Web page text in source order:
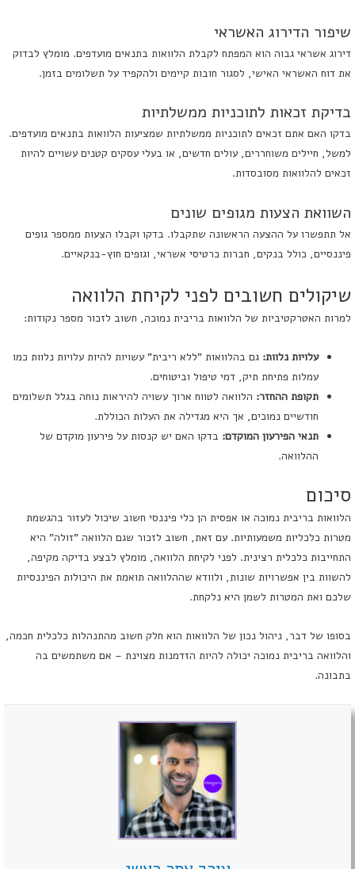
שיפור הדירוג האשראי
דירוג אשראי גבוה הוא המפתח לקבלת הלוואות בתנאים מועדפים. מומלץ לבדוק
את דוח האשראי האישי, לסגור חובות קיימים ולהקפיד על תשלומים בזמן.
בדיקת זכאות לתוכניות ממשלתיות
בדקו האם אתם זכאים לתוכניות ממשלתיות שמציעות הלוואות בתנאים מועדפים.
למשל, חיילים משוחררים, עולים חדשים, או בעלי עסקים קטנים עשויים להיות
זכאים להלוואות מסובסדות.
השוואת הצעות מגופים שונים
אל תתפשרו על ההצעה הראשונה שתקבלו. בדקו וקבלו הצעות ממספר גופים
פיננסיים, כולל בנקים, חברות כרטיסי אשראי, וגופים חוץ-בנקאיים.
שיקולים חשובים לפני לקיחת הלוואה
למרות האטרקטיביות של הלוואות בריבית נמוכה, חשוב לזכור מספר נקודות:
עלויות נלוות: גם בהלוואות "ללא ריבית" עשויות להיות עלויות נלוות כמו
עמלות פתיחת תיק, דמי טיפול וביטוחים.
תקופת ההחזר: הלוואה לטווח ארוך עשויה להיראות נוחה בגלל תשלומים
חודשיים נמוכים, אך היא מגדילה את העלות הכוללת.
תנאי הפירעון המוקדם: בדקו האם יש קנסות על פירעון מוקדם של
ההלוואה.
סיכום
הלוואות בריבית נמוכה או אפסית הן כלי פיננסי חשוב שיכול לעזור בהגשמת
מטרות כלכליות משמעותיות. עם זאת, חשוב לזכור שגם הלוואה "זולה" היא
התחייבות כלכלית רצינית. לפני לקיחת הלוואה, מומלץ לבצע בדיקה מקיפה,
להשוות בין אפשרויות שונות, ולוודא שההלוואה תואמת את היכולות הפיננסיות
שלכם ואת המטרות לשמן היא נלקחת.
בסופו של דבר, ניהול נכון של הלוואות הוא חלק חשוב מהתנהלות כלכלית חכמה,
והלוואה בריבית נמוכה יכולה להיות הזדמנות מצוינת – אם משתמשים בה
בתבונה.